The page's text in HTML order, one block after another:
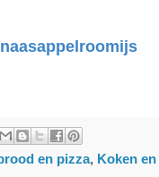
brood en pizza, Koken